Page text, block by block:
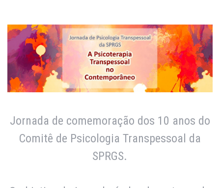
Jornada de comemoração dos 10 anos do
Comitê de Psicologia Transpessoal da
SPRGS.